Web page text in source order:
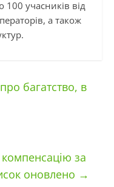
100 учасників від
а також
багатство, в
за
оновлено →